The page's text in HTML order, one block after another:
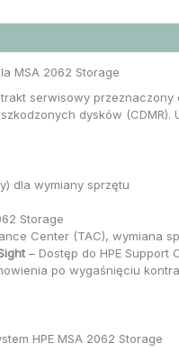
MSA 2062 Storage
serwisowy
dysków
dla wymiany sprzętu
Storage
Center (TAC), wymiana
– Dostęp do HPE Support
po wygaśnięciu
HPE MSA 2062 Storage